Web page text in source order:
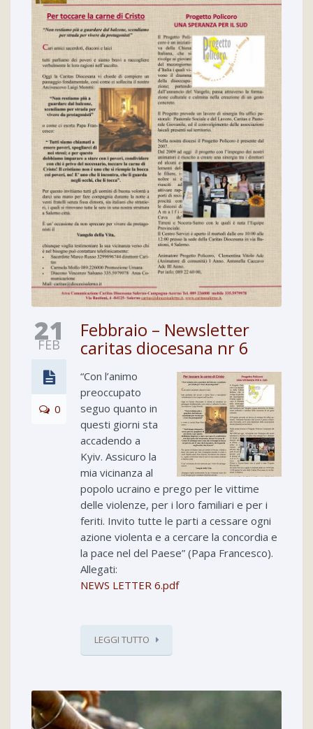
21
FEB
0
Febbraio – Newsletter
caritas diocesana nr 6
“Con l’animo
preoccupato
seguo quanto in
questi giorni sta
accadendo a
Kyiv. Assicuro la
mia vicinanza al
popolo ucraino e prego per le vittime
delle violenze, per i loro familiari e per i
feriti. Invito tutte le parti a cessare ogni
azione violenta e a cercare la concordia e
la pace nel del Paese” (Papa Francesco).
Allegati:
NEWS LETTER 6.pdf
LEGGI TUTTO